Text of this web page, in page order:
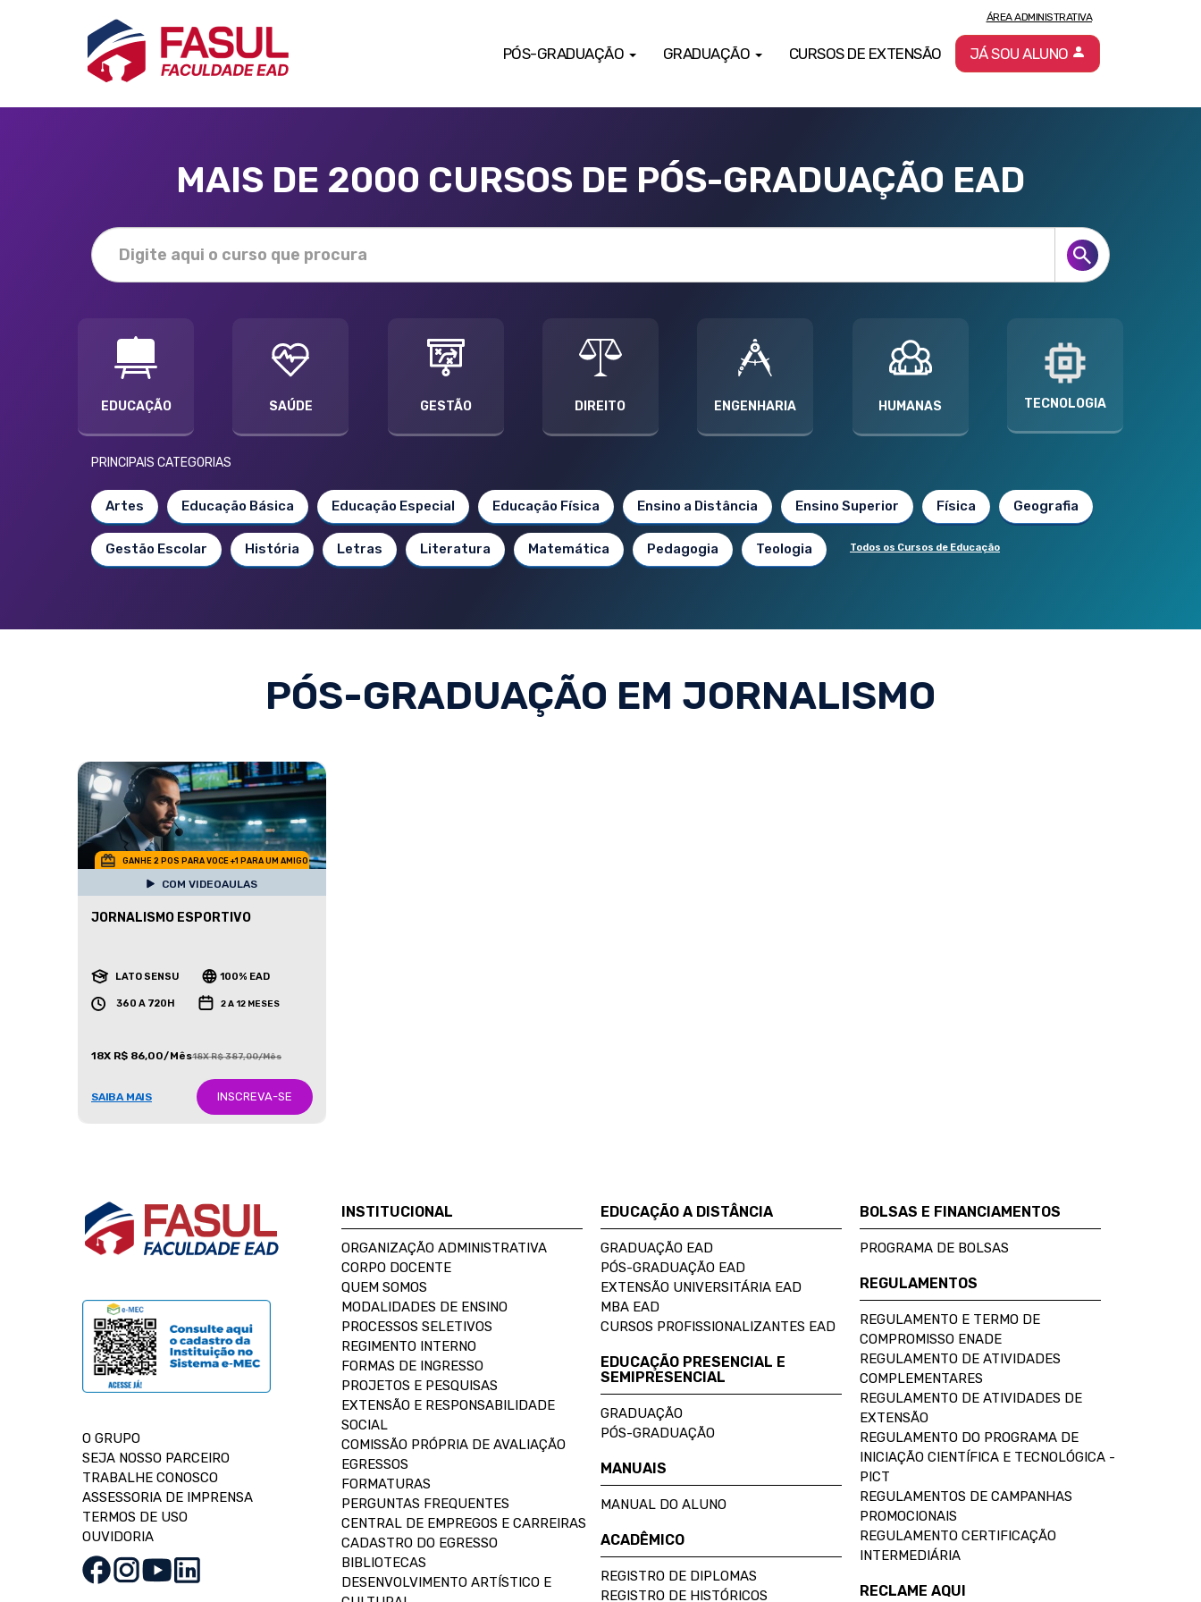
PÓS-GRADUAÇÃO GRADUAÇÃO CURSOS DE EXTENSÃO
ÁREA ADMINISTRATIVA
JÁ SOU ALUNO
MAIS DE 2000 CURSOS DE PÓS-GRADUAÇÃO EAD
EDUCAÇÃO SAÚDE GESTÃO DIREITO ENGENHARIA HUMANAS TECNOLOGIA
PRINCIPAIS CATEGORIAS
Artes Educação Básica Educação Especial Educação Física Ensino a Distância Ensino Superior Física Geografia
Gestão Escolar História Letras Literatura Matemática Pedagogia Teologia Todos os Cursos de Educação
PÓS-GRADUAÇÃO EM JORNALISMO
GANHE 2 POS PARA VOCE +1 PARA UM AMIGO
COM VIDEOAULAS
JORNALISMO ESPORTIVO
LATO SENSU 100% EAD
360 A 720H 2 A 12 MESES
18X R$ 86,00/Mês18X R$ 387,00/Mês
SAIBA MAIS INSCREVA-SE
O GRUPO
SEJA NOSSO PARCEIRO
TRABALHE CONOSCO
ASSESSORIA DE IMPRENSA
TERMOS DE USO
OUVIDORIA
INSTITUCIONAL
ORGANIZAÇÃO ADMINISTRATIVA
CORPO DOCENTE
QUEM SOMOS
MODALIDADES DE ENSINO
PROCESSOS SELETIVOS
REGIMENTO INTERNO
FORMAS DE INGRESSO
PROJETOS E PESQUISAS
EXTENSÃO E RESPONSABILIDADE
SOCIAL
COMISSÃO PRÓPRIA DE AVALIAÇÃO
EGRESSOS
FORMATURAS
PERGUNTAS FREQUENTES
CENTRAL DE EMPREGOS E CARREIRAS
CADASTRO DO EGRESSO
BIBLIOTECAS
DESENVOLVIMENTO ARTÍSTICO E
EDUCAÇÃO A DISTÂNCIA
GRADUAÇÃO EAD
PÓS-GRADUAÇÃO EAD
EXTENSÃO UNIVERSITÁRIA EAD
MBA EAD
CURSOS PROFISSIONALIZANTES EAD
EDUCAÇÃO PRESENCIAL E
SEMIPRESENCIAL
GRADUAÇÃO
PÓS-GRADUAÇÃO
MANUAIS
MANUAL DO ALUNO
ACADÊMICO
REGISTRO DE DIPLOMAS
REGISTRO DE HISTÓRICOS
BOLSAS E FINANCIAMENTOS
PROGRAMA DE BOLSAS
REGULAMENTOS
REGULAMENTO E TERMO DE
COMPROMISSO ENADE
REGULAMENTO DE ATIVIDADES
COMPLEMENTARES
REGULAMENTO DE ATIVIDADES DE
EXTENSÃO
REGULAMENTO DO PROGRAMA DE
INICIAÇÃO CIENTÍFICA E TECNOLÓGICA -
PICT
REGULAMENTOS DE CAMPANHAS
PROMOCIONAIS
REGULAMENTO CERTIFICAÇÃO
INTERMEDIÁRIA
RECLAME AQUI